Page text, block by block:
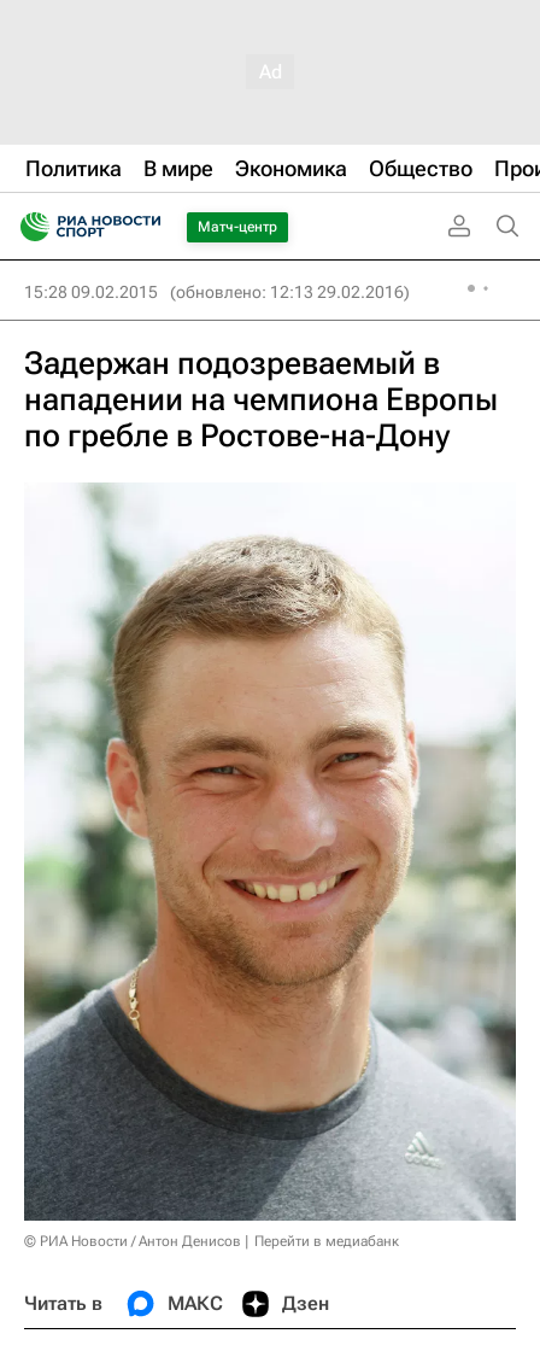
Политика В мире Экономика Общество
Матч-центр
15:28 09.02.2015 (обновлено: 12:13 29.02.2016)
Задержан подозреваемый в
нападении на чемпиона Европы
по гребле в Ростове-на-Дону
© РИА Новости / Антон Денисов Перейти в медиабанк
Читать в МАКС Дзен